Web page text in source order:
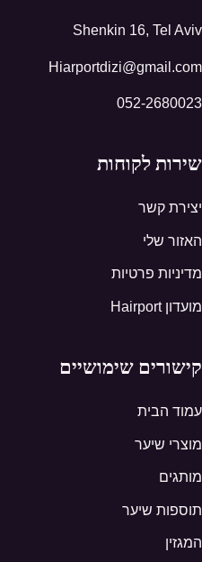
Shenkin 16, Tel Aviv
Hiarportdizi@gmail.com
052-2680023
שירות לקוחות
יצירת קשר
האזור שלי
מדיניות פרטיות
מועדון Hairport
קישורים שימושיים
עמוד הבית
מוצרי שיער
מותגים
תוספות שיער
המגזין